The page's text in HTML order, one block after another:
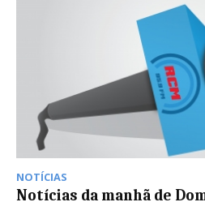
NOTÍCIAS
Notícias da manhã de